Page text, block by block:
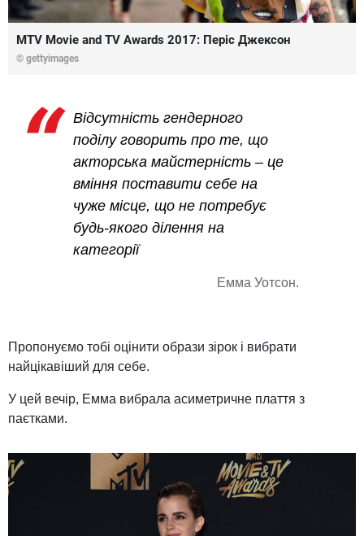
MTV Movie and TV Awards 2017: Періс Джексон
© gettyimages
Відсутність гендерного
поділу говорить про те, що
акторська майстерність – це
вміння поставити себе на
чуже місце, що не потребує
будь-якого ділення на
категорії
Емма Уотсон.
Пропонуємо тобі оцінити образи зірок і вибрати
найцікавіший для себе.
У цей вечір, Емма вибрала асиметричне плаття з
паєтками.